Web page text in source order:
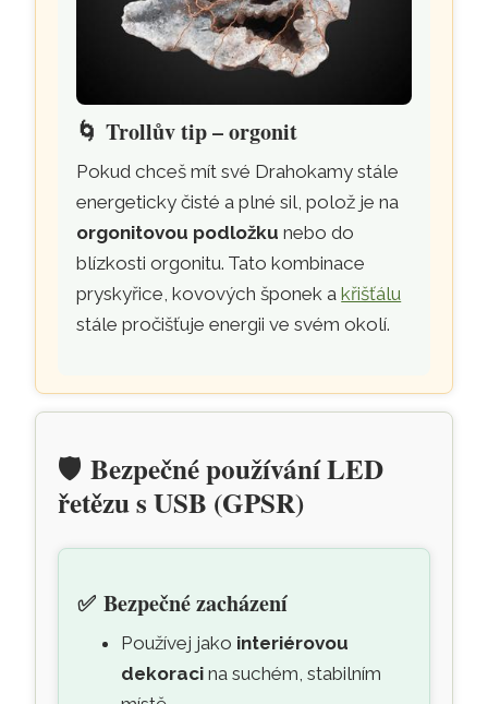
🌀Trollův tip – orgonit
Pokud chceš mít své Drahokamy stále
energeticky čisté a plné sil, polož je na
orgonitovou podložku nebo do
blízkosti orgonitu. Tato kombinace
pryskyřice, kovových šponek akřišťálu
stále pročišťuje energii ve svém okolí.
🛡️Bezpečné používání LED
řetězu s USB (GPSR)
✅Bezpečné zacházení
Používej jako interiérovou
dekoraci na suchém, stabilním